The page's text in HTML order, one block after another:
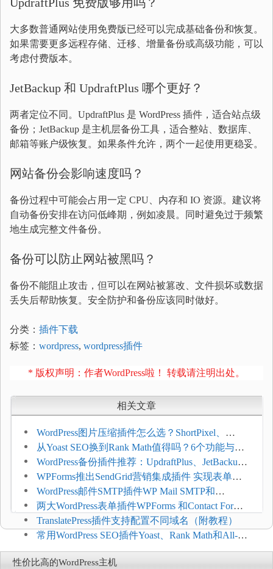
大多数普通网站使用免费版已经可以完成基础备份和恢复。
如果需要更多远程存储、迁移、增量备份或高级功能，可以
考虑付费版本。
JetBackup 和 UpdraftPlus 哪个更好？
两者定位不同。UpdraftPlus 是 WordPress 插件，适合站点级
备份；JetBackup 是主机层备份工具，适合整站、数据库、
邮箱等账户级恢复。如果条件允许，两个一起使用更稳妥。
网站备份会影响速度吗？
备份过程中可能会占用一定 CPU、内存和 IO 资源。建议将
自动备份安排在访问低峰期，例如凌晨。同时避免过于频繁
地生成完整文件备份。
备份可以防止网站被黑吗？
备份不能阻止攻击，但可以在网站被篡改、文件损坏或数据
丢失后帮助恢复。安全防护和备份应该同时做好。
分类： 插件下载
标签： wordpress, wordpress插件
* 版权声明：作者WordPress啦！ 转载请注明出处。
相关文章
WordPress图片压缩插件怎么选？ShortPixel、
Imagify、Smush和EWWW全面对比
从Yoast SEO换到Rank Math值得吗？6个功能与切
换前检查清单
WordPress备份插件推荐：UpdraftPlus、JetBackup
和主机自动备份等方案
WPForms推出SendGrid营销集成插件 实现表单联
系人自动同步
WordPress邮件SMTP插件WP Mail SMTP和
FluentSMT对比评测
两大WordPress表单插件WPForms 和Contact Form 7
哪个好
TranslatePress插件支持配置不同域名（附教程）
常用WordPress SEO插件Yoast、Rank Math和All-in-
One SEO对比分析
性价比高的WordPress主机